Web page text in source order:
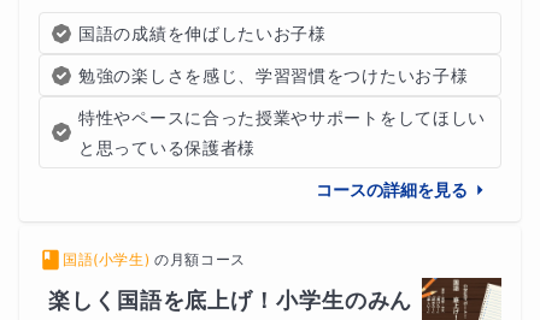
国語の成績を伸ばしたいお子様
勉強の楽しさを感じ、学習習慣をつけたいお子様
特性やペースに合った授業やサポートをしてほしい
と思っている保護者様
コースの詳細を見る
国語(小学生) の 月額コース
楽しく国語を底上げ！小学生のみん